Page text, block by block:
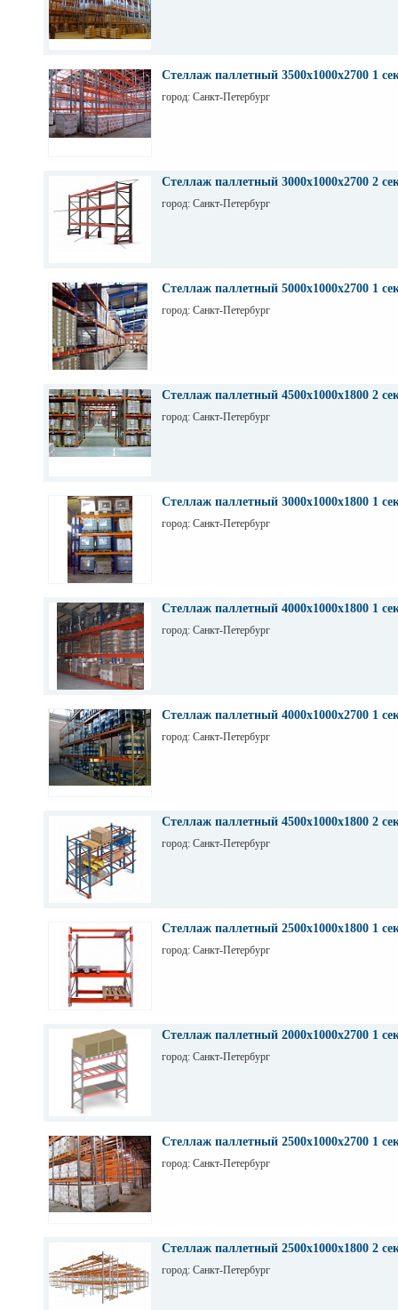
Стеллаж паллетный 3500х1000х2700 1
город: Санкт-Петербург
Стеллаж паллетный 3000х1000х2700 2
город: Санкт-Петербург
Стеллаж паллетный 5000х1000х2700 1
город: Санкт-Петербург
Стеллаж паллетный 4500х1000х1800 2
город: Санкт-Петербург
Стеллаж паллетный 3000х1000х1800 1
город: Санкт-Петербург
Стеллаж паллетный 4000х1000х1800 1
город: Санкт-Петербург
Стеллаж паллетный 4000х1000х2700 1
город: Санкт-Петербург
Стеллаж паллетный 4500х1000х1800 2
город: Санкт-Петербург
Стеллаж паллетный 2500х1000х1800 1
город: Санкт-Петербург
Стеллаж паллетный 2000х1000х2700 1
город: Санкт-Петербург
Стеллаж паллетный 2500х1000х2700 1
город: Санкт-Петербург
Стеллаж паллетный 2500х1000х1800 2
город: Санкт-Петербург